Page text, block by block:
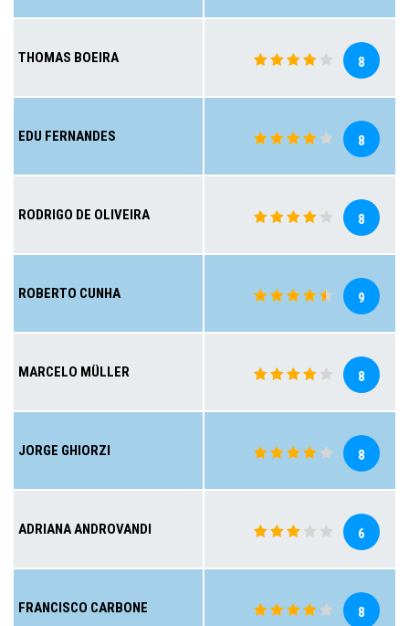
THOMAS BOEIRA 8
EDU FERNANDES 8
RODRIGO DE OLIVEIRA 8
ROBERTO CUNHA 9
MARCELO MÜLLER 8
JORGE GHIORZI 8
ADRIANA ANDROVANDI 6
FRANCISCO CARBONE 8